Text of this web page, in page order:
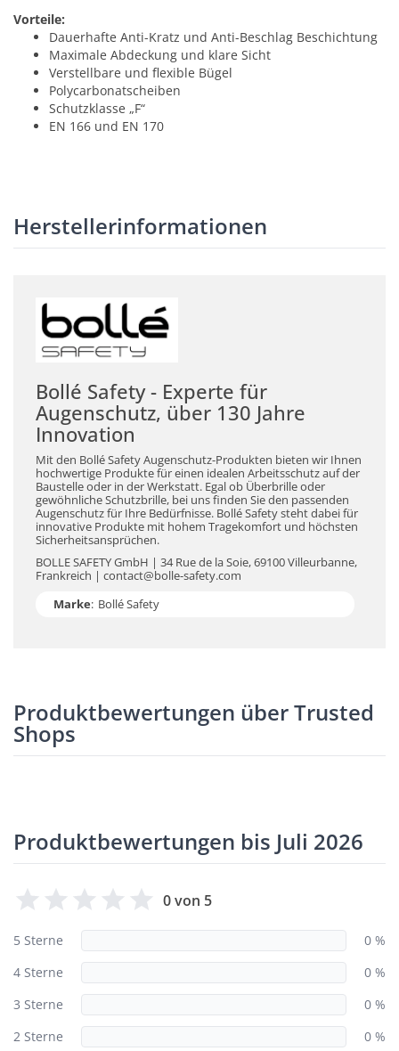
Vorteile:
Dauerhafte Anti-Kratz und Anti-Beschlag Beschichtung
Maximale Abdeckung und klare Sicht
Verstellbare und flexible Bügel
Polycarbonatscheiben
Schutzklasse „F“
EN 166 und EN 170
Herstellerinformationen
Bollé Safety - Experte für
Augenschutz, über 130 Jahre
Innovation
Mit den Bollé Safety Augenschutz-Produkten bieten wir Ihnen
hochwertige Produkte für einen idealen Arbeitsschutz auf der
Baustelle oder in der Werkstatt. Egal ob Überbrille oder
gewöhnliche Schutzbrille, bei uns finden Sie den passenden
Augenschutz für Ihre Bedürfnisse. Bollé Safety steht dabei für
innovative Produkte mit hohem Tragekomfort und höchsten
Sicherheitsansprüchen.
BOLLE SAFETY GmbH | 34 Rue de la Soie, 69100 Villeurbanne,
Frankreich | contact@bolle-safety.com
Marke: Bollé Safety
Produktbewertungen über Trusted
Shops
Produktbewertungen bis Juli 2026
0 von 5
5 Sterne
0 %
4 Sterne
0 %
3 Sterne
0 %
2 Sterne
0 %